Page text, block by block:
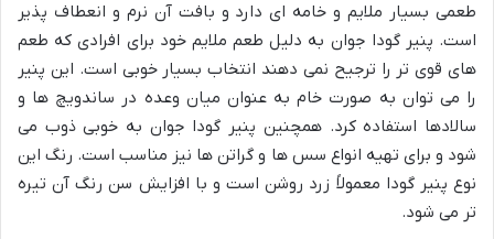
طعمی بسیار ملایم و خامه ای دارد و بافت آن نرم و انعطاف پذیر
است. پنیر گودا جوان به دلیل طعم ملایم خود برای افرادی که طعم
های قوی تر را ترجیح نمی دهند انتخاب بسیار خوبی است. این پنیر
را می توان به صورت خام به عنوان میان وعده در ساندویچ ها و
سالادها استفاده کرد. همچنین پنیر گودا جوان به خوبی ذوب می
شود و برای تهیه انواع سس ها و گراتن ها نیز مناسب است. رنگ این
نوع پنیر گودا معمولاً زرد روشن است و با افزایش سن رنگ آن تیره
تر می شود.